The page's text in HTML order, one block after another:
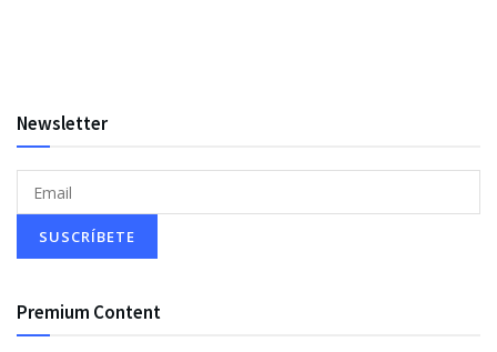
Newsletter
Premium Content